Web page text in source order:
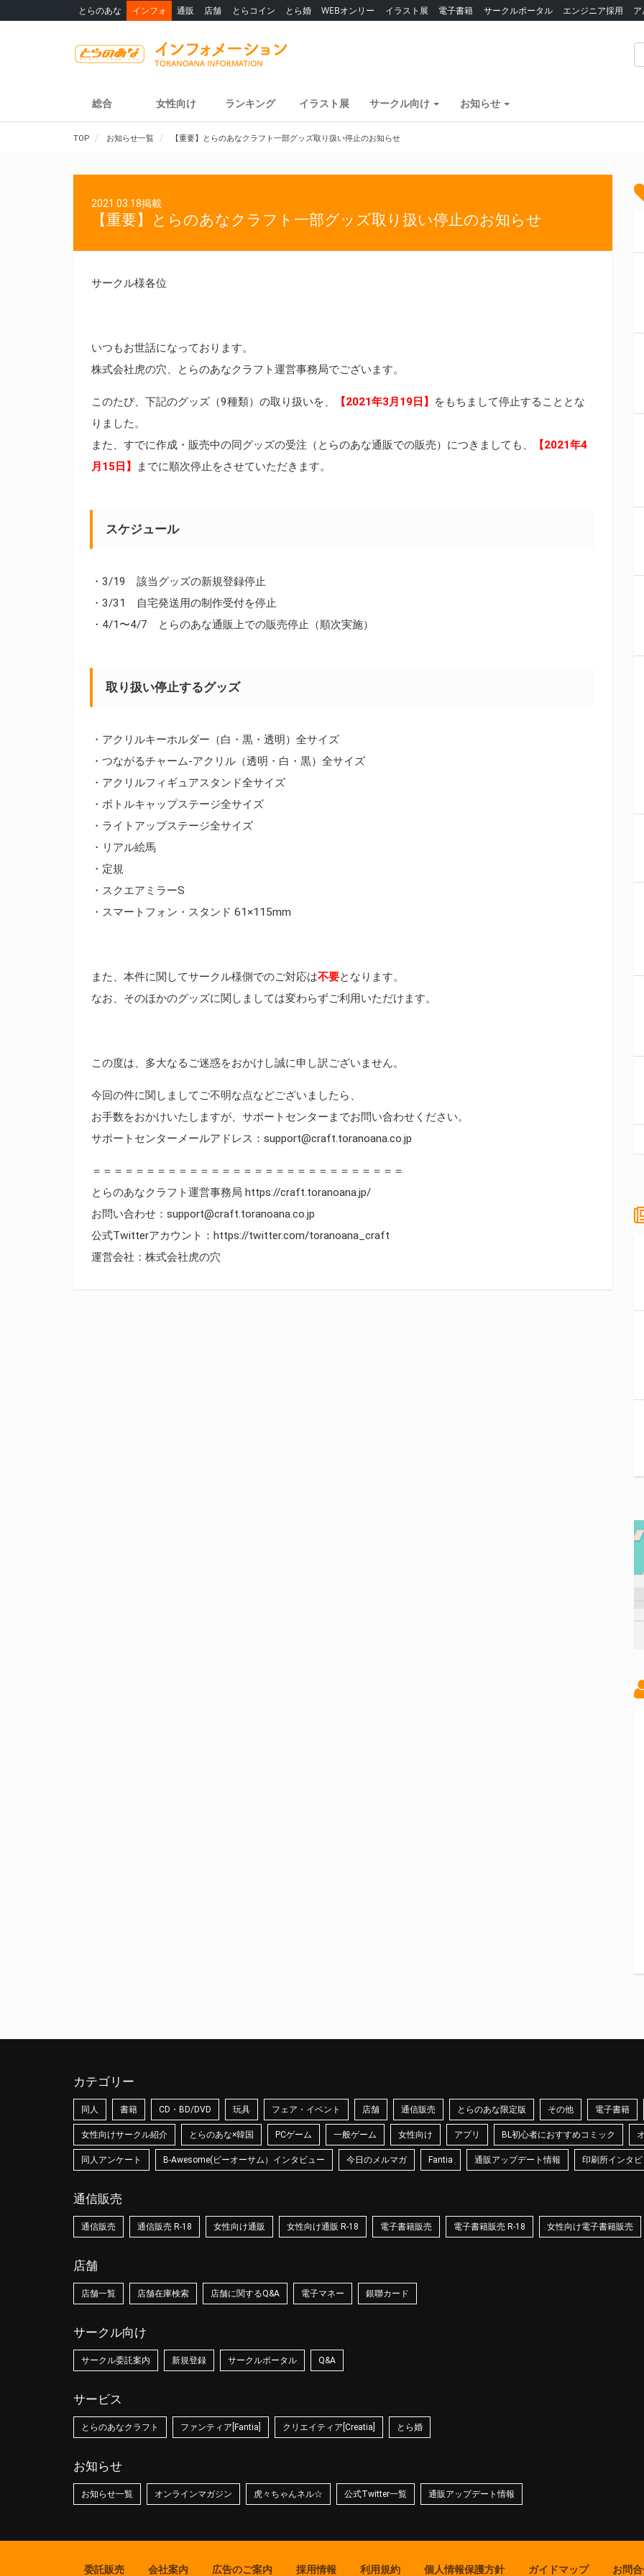
とらのあな インフォ 通販 店舗 とらコイン とら婚 WEBオンリー イラスト展 電子書籍 サークルポータル エンジニア採用
総合 女性向け ランキング イラスト展 サークル向け お知らせ
TOP お知らせ一覧 【重要】とらのあなクラフト一部グッズ取り扱い停止のお知らせ
2021.03.18掲載
【重要】とらのあなクラフト一部グッズ取り扱い停止のお知らせ
サークル様各位
いつもお世話になっております。
株式会社虎の穴、とらのあなクラフト運営事務局でございます。
このたび、下記のグッズ（9種類）の取り扱いを、 【2021年3月19日】
をもちまして停止することとな
りました。
また、すでに作成・販売中の同グッズの受注（とらのあな通販での販売）につきましても、
【2021年4
月15日】
までに順次停止をさせていただきます。
スケジュール
・3/19 該当グッズの新規登録停止
・3/31 自宅発送用の制作受付を停止
・4/1〜4/7 とらのあな通販上での販売停止（順次実施）
取り扱い停止するグッズ
・アクリルキーホルダー（白・黒・透明）全サイズ
・つながるチャーム-アクリル（透明・白・黒）全サイズ
・アクリルフィギュアスタンド全サイズ
・ボトルキャップステージ全サイズ
・ライトアップステージ全サイズ
・リアル絵馬
・定規
・スクエアミラーS
・スマートフォン・スタンド 61×115mm
また、本件に関してサークル様側でのご対応は不要となります。
なお、そのほかのグッズに関しましては変わらずご利用いただけます。
この度は、多大なるご迷惑をおかけし誠に申し訳ございません。
今回の件に関しましてご不明な点などございましたら、
お手数をおかけいたしますが、サポートセンターまでお問い合わせください。
サポートセンターメールアドレス：support@craft.toranoana.co.jp
＝＝＝＝＝＝＝＝＝＝＝＝＝＝＝＝＝＝＝＝＝＝＝＝＝＝＝＝＝
とらのあなクラフト運営事務局 https://craft.toranoana.jp/
お問い合わせ：support@craft.toranoana.co.jp
公式Twitterアカウント：https://twitter.com/toranoana_craft
運営会社：株式会社虎の穴
カテゴリー
同人 書籍 CD・BD/DVD 玩具 フェア・イベント 店舗 通信販売 とらのあな限定版 その他 電子書籍
女性向けサークル紹介 とらのあな×韓国 PCゲーム 一般ゲーム 女性向け アプリ BL初心者におすすめコミック
同人アンケート B-Awesome(ビーオーサム）インタビュー 今日のメルマガ Fantia 通販アップデート情報 印刷所インタ
通信販売
通信販売 通信販売 R-18 女性向け通販 女性向け通販 R-18 電子書籍販売 電子書籍販売 R-18 女性向け電子書籍販売
店舗
店舗一覧 店舗在庫検索 店舗に関するQ&A 電子マネー 銀聯カード
サークル向け
サークル委託案内 新規登録 サークルポータル Q&A
サービス
とらのあなクラフト ファンティア[Fantia] クリエイティア[Creatia] とら婚
お知らせ
お知らせ一覧 オンラインマガジン 虎々ちゃんネル☆ 公式Twitter一覧 通販アップデート情報
委託販売 会社案内 広告のご案内 採用情報 利用規約 個人情報保護方針 ガイドマップ お問